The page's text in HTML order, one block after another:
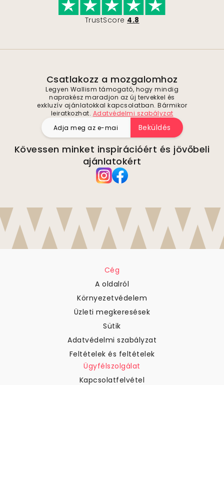
TrustScore 4.8
Csatlakozz a mozgalomhoz
Legyen Wallism támogató, hogy mindig
naprakész maradjon az új tervekkel és
exkluzív ajánlatokkal kapcsolatban. Bármikor
leiratkozhat. Adatvédelmi szabályzat
Beküldés
Kövessen minket inspirációért és jövőbeli
ajánlatokért
Cég
A oldalról
Környezetvédelem
Üzleti megkeresések
Sütik
Adatvédelmi szabályzat
Feltételek és feltételek
Ügyfélszolgálat
Kapcsolatfelvétel